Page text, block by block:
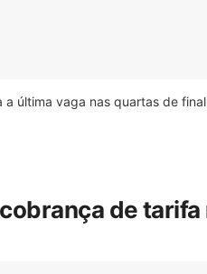
última vaga nas quartas de
de